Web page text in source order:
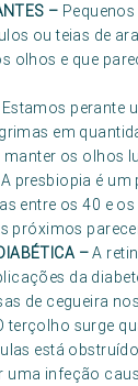
–
ou teias de
olhos e que
Estamos perante
em
manter os olhos
A presbiopia é
entre os 40 e
próximos
–A
da
de cegueira
terçolho surge
está
infeção